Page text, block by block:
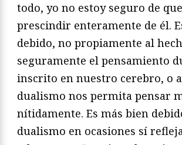
todo, yo no estoy seguro de
prescindir enteramente de él.
debido, no propiamente al
seguramente el pensamiento
inscrito en nuestro cerebro, o
dualismo nos permita pensar
nítidamente. Es más bien
dualismo en ocasiones sí